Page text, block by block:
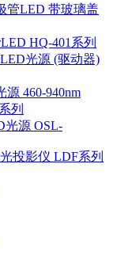
管LED 带玻璃盖
HQ-401系列
光源 (驱动器)
460-940nm
列
光源 OSL-
投影仪 LDF系列